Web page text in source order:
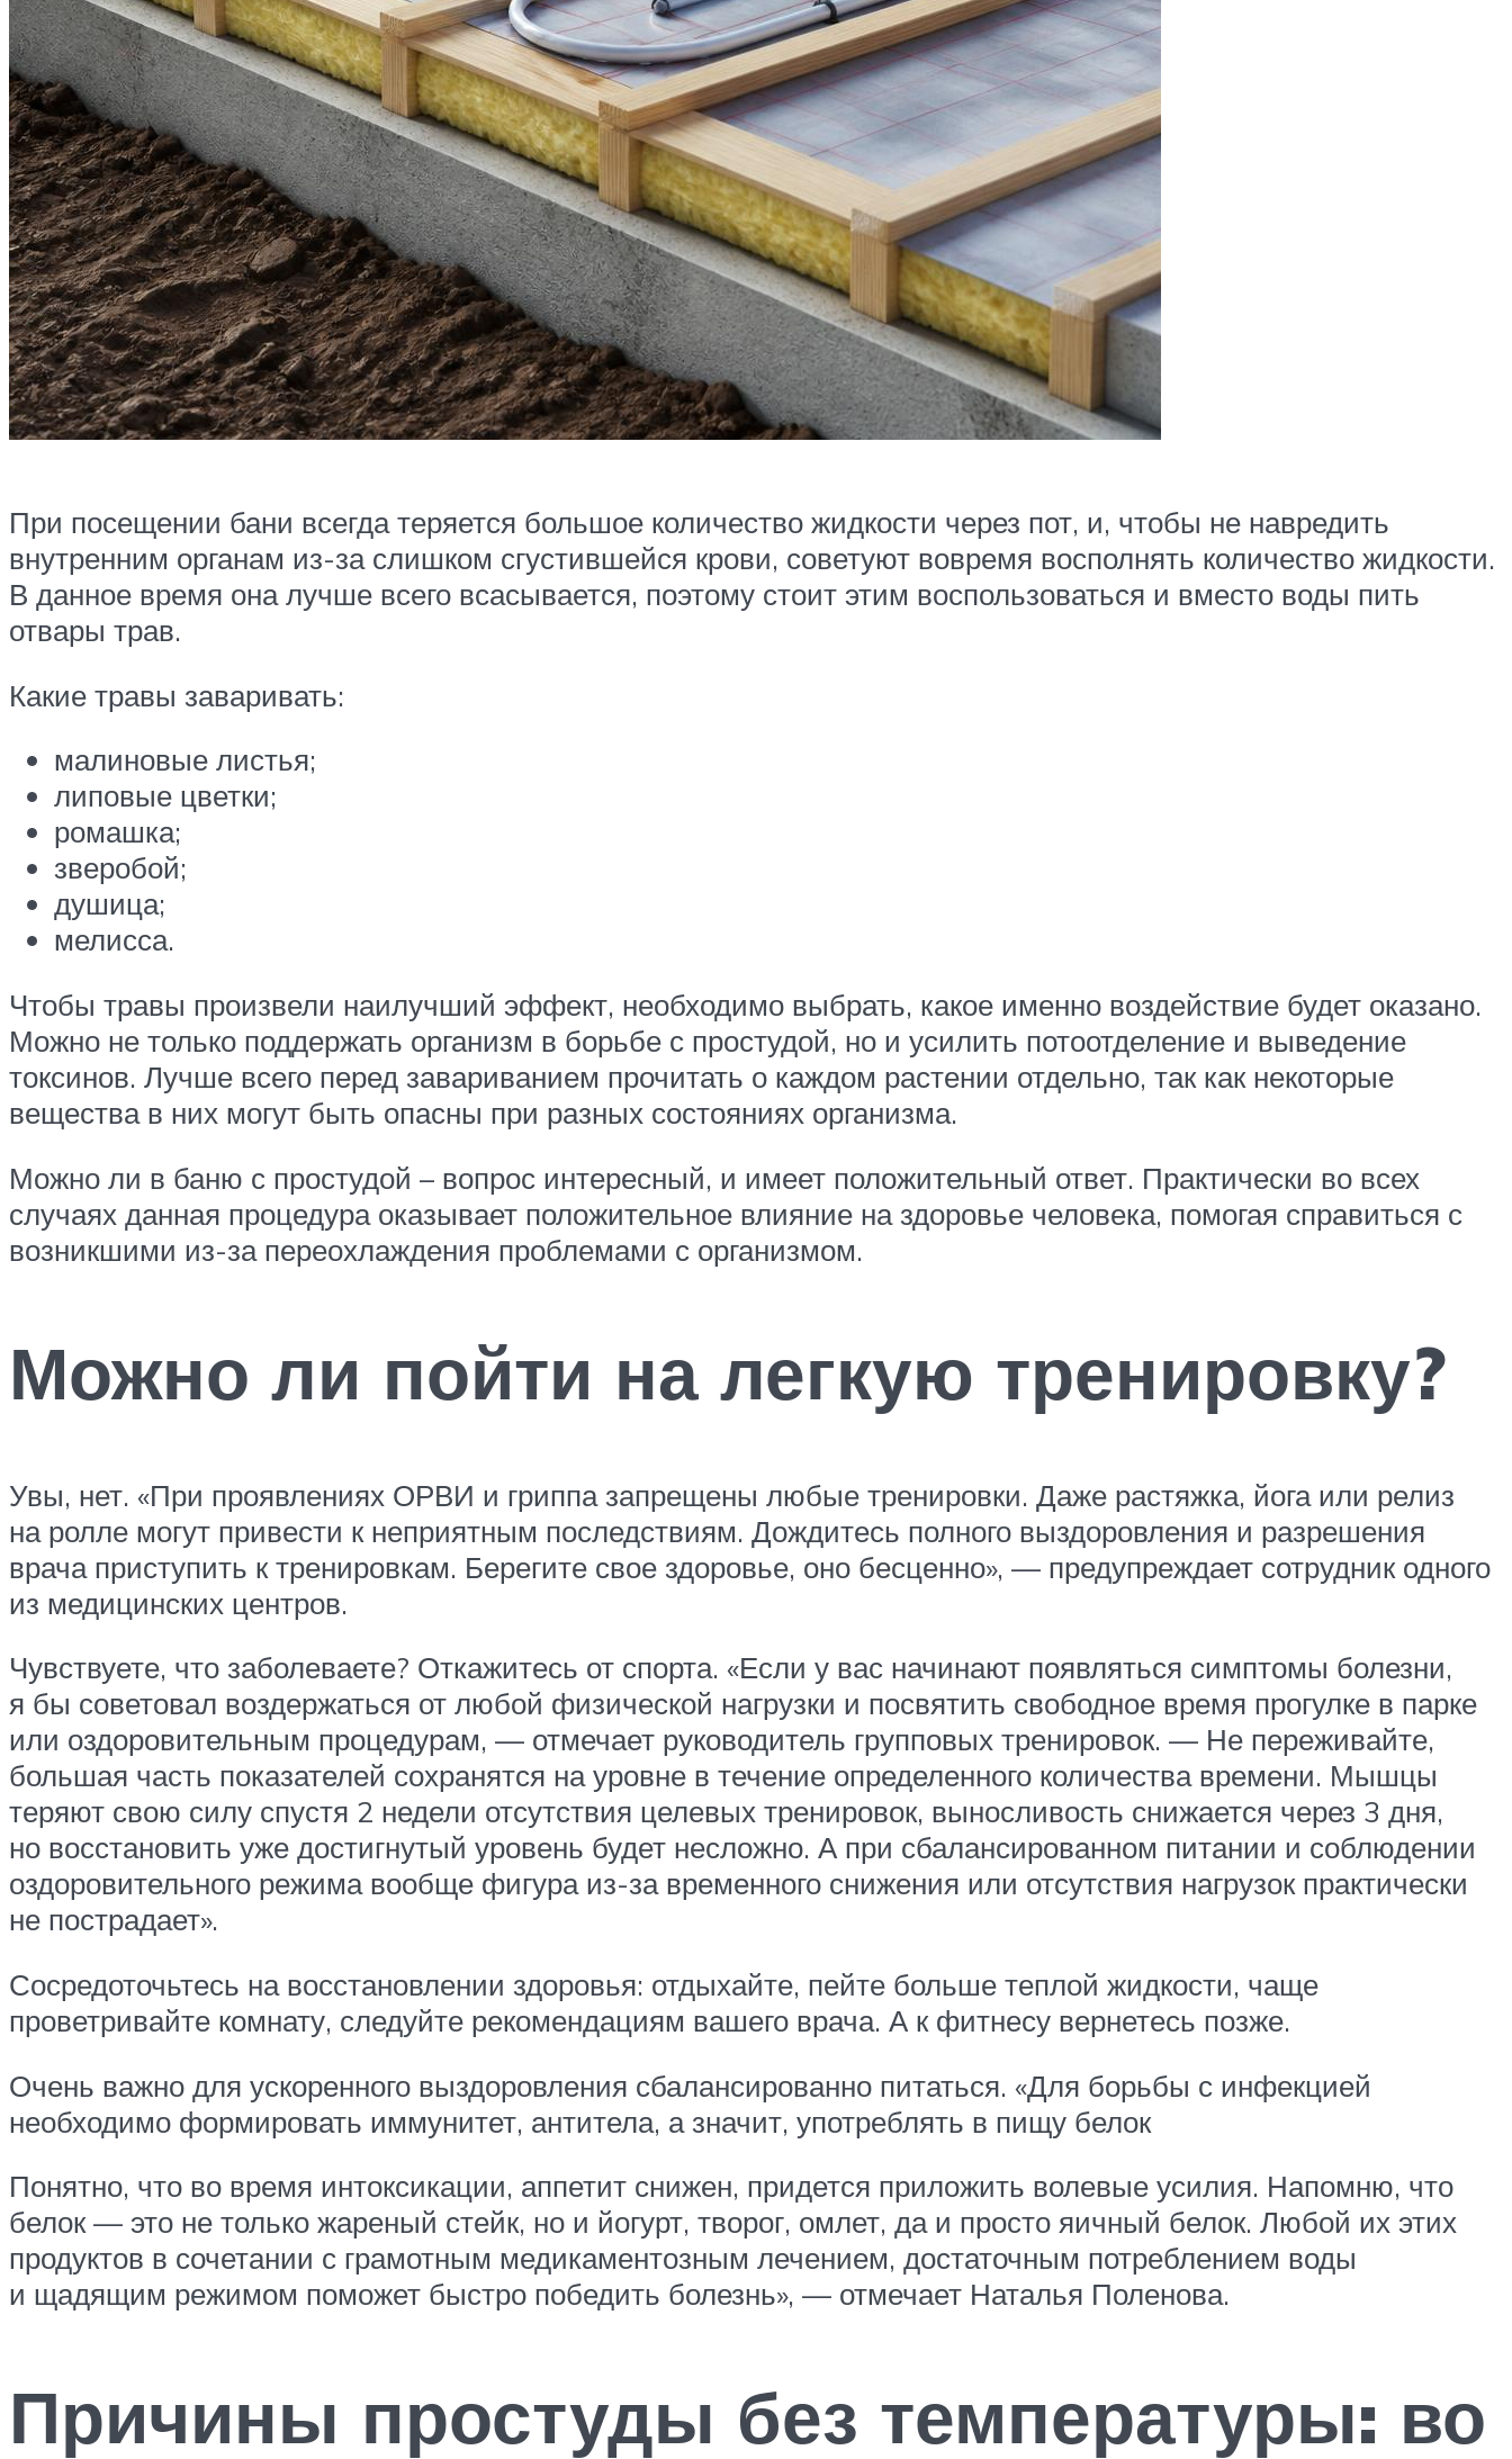
При посещении бани всегда теряется большое количество жидкости через пот, и, чтобы не навредить
внутренним органам из-за слишком сгустившейся крови, советуют вовремя восполнять количество жидкости.
В данное время она лучше всего всасывается, поэтому стоит этим воспользоваться и вместо воды пить
отвары трав.
Какие травы заваривать:
малиновые листья;
липовые цветки;
ромашка;
зверобой;
душица;
мелисса.
Чтобы травы произвели наилучший эффект, необходимо выбрать, какое именно воздействие будет оказано.
Можно не только поддержать организм в борьбе с простудой, но и усилить потоотделение и выведение
токсинов. Лучше всего перед завариванием прочитать о каждом растении отдельно, так как некоторые
вещества в них могут быть опасны при разных состояниях организма.
Можно ли в баню с простудой – вопрос интересный, и имеет положительный ответ. Практически во всех
случаях данная процедура оказывает положительное влияние на здоровье человека, помогая справиться с
возникшими из-за переохлаждения проблемами с организмом.
Можно ли пойти на легкую тренировку?
Увы, нет. «При проявлениях ОРВИ и гриппа запрещены любые тренировки. Даже растяжка, йога или релиз
на ролле могут привести к неприятным последствиям. Дождитесь полного выздоровления и разрешения
врача приступить к тренировкам. Берегите свое здоровье, оно бесценно», — предупреждает сотрудник одного
из медицинских центров.
Чувствуете, что заболеваете? Откажитесь от спорта. «Если у вас начинают появляться симптомы болезни,
я бы советовал воздержаться от любой физической нагрузки и посвятить свободное время прогулке в парке
или оздоровительным процедурам, — отмечает руководитель групповых тренировок. — Не переживайте,
большая часть показателей сохранятся на уровне в течение определенного количества времени. Мышцы
теряют свою силу спустя 2 недели отсутствия целевых тренировок, выносливость снижается через 3 дня,
но восстановить уже достигнутый уровень будет несложно. А при сбалансированном питании и соблюдении
оздоровительного режима вообще фигура из-за временного снижения или отсутствия нагрузок практически
не пострадает».
Сосредоточьтесь на восстановлении здоровья: отдыхайте, пейте больше теплой жидкости, чаще
проветривайте комнату, следуйте рекомендациям вашего врача. А к фитнесу вернетесь позже.
Очень важно для ускоренного выздоровления сбалансированно питаться. «Для борьбы с инфекцией
необходимо формировать иммунитет, антитела, а значит, употреблять в пищу белок
Понятно, что во время интоксикации, аппетит снижен, придется приложить волевые усилия. Напомню, что
белок — это не только жареный стейк, но и йогурт, творог, омлет, да и просто яичный белок. Любой их этих
продуктов в сочетании с грамотным медикаментозным лечением, достаточным потреблением воды
и щадящим режимом поможет быстро победить болезнь», — отмечает Наталья Поленова.
Причины простуды без температуры: во